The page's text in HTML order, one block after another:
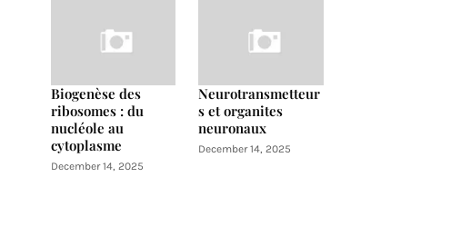
Biogenèse des
ribosomes : du
nucléole au
cytoplasme
December 14, 2025
Neurotransmetteur
s et organites
neuronaux
December 14, 2025